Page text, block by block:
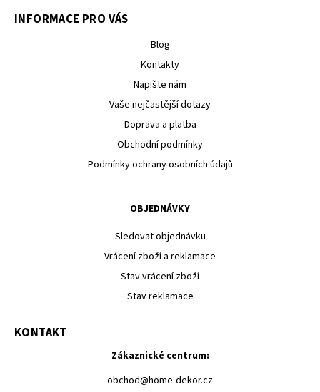
INFORMACE PRO VÁS
Blog
Kontakty
Napište nám
Vaše nejčastější dotazy
Doprava a platba
Obchodní podmínky
Podmínky ochrany osobních údajů
OBJEDNÁVKY
Sledovat objednávku
Vrácení zboží a reklamace
Stav vrácení zboží
Stav reklamace
KONTAKT
Zákaznické centrum:
obchod@home-dekor.cz